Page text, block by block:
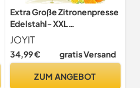
Extra Große Zitronenpresse
Edelstahl- XXL
Hochleistungs Saftpresse
Manuell, Ergonomischer
Limettenpresse für
Limetten
JOYIT
34,99 € gratis Versand
ZUM ANGEBOT